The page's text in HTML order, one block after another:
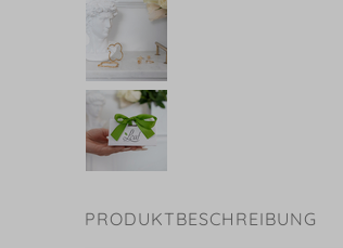
PRODUKTBESCHREIBUNG